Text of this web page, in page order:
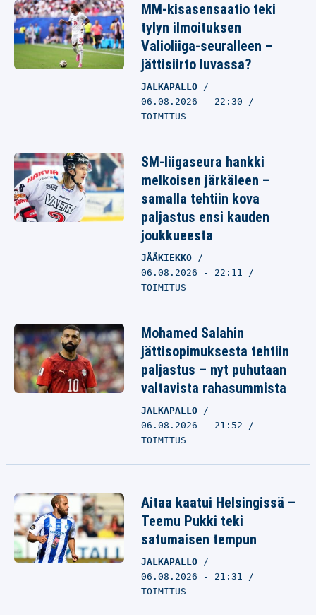
MM-kisasensaatio teki
tylyn ilmoituksen
Valioliiga-seuralleen –
jättisiirto luvassa?
JALKAPALLO
06.08.2026 - 22:30
TOIMITUS
SM-liigaseura hankki
melkoisen järkäleen –
samalla tehtiin kova
paljastus ensi kauden
joukkueesta
JÄÄKIEKKO
06.08.2026 - 22:11
TOIMITUS
Mohamed Salahin
jättisopimuksesta tehtiin
paljastus – nyt puhutaan
valtavista rahasummista
JALKAPALLO
06.08.2026 - 21:52
TOIMITUS
Aitaa kaatui Helsingissä –
Teemu Pukki teki
satumaisen tempun
JALKAPALLO
06.08.2026 - 21:31
TOIMITUS